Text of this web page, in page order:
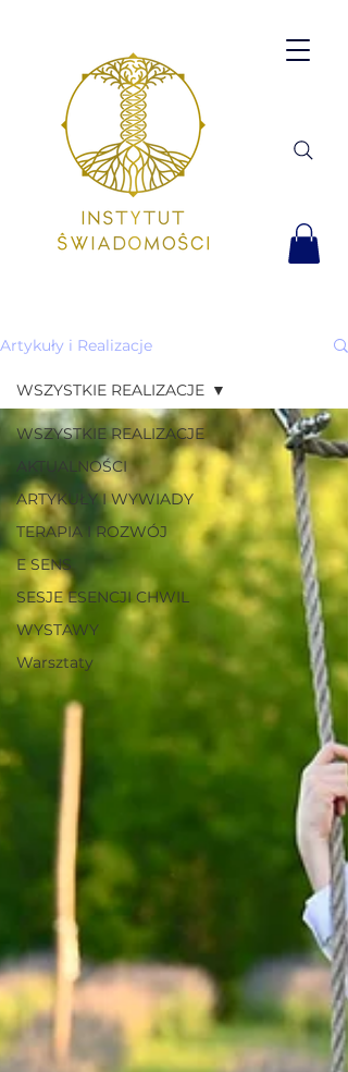
Artykuły i Realizacje
WSZYSTKIE REALIZACJE
AKTUALNOŚCI
ARTYKUŁY I WYWIADY
TERAPIA I ROZWÓJ
E SENS
SESJE ESENCJI CHWIL
WYSTAWY
Warsztaty
WSZYSTKIE REALIZACJE